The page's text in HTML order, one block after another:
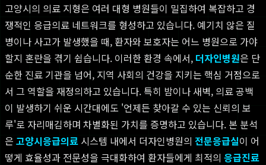
고양시의 의료 지형은 여러 대형 병원들이 밀집하여 복잡하고 경
쟁적인 응급의료 네트워크를 형성하고 있습니다. 예기치 않은 질
병이나 사고가 발생했을 때, 환자와 보호자는 어느 병원으로 가야
할지 혼란을 겪기 쉽습니다. 이러한 환경 속에서, 더자인병원은 단
순한 진료 기관을 넘어, 지역 사회의 건강을 지키는 핵심 거점으로
서 그 역할을 재정의하고 있습니다. 특히 밤이나 새벽, 의료 공백
이 발생하기 쉬운 시간대에도 '언제든 찾아갈 수 있는 신뢰의 보
루'로 자리매김하며 차별화된 가치를 증명하고 있습니다. 본 분석
은 고양시응급의료 시스템 내에서 더자인병원의 전문응급실이 어
떻게 효율성과 전문성을 극대화하여 환자들에게 최적의 응급진료